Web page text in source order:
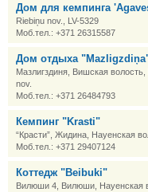
Дом для кемпинга
Riebiņu nov., LV-5329
Моб.тел.: +371 26315587
Дом отдыха
Мазлигздиня, Вишская
nov.
Моб.тел.: +371 26484793
Кемпинг "Krasti"
“Красти”, Жидина, Науенская
Моб.тел.: +371 29407124
Коттедж "Beibuki"
Вилюши 4, Вилюши, Науенская